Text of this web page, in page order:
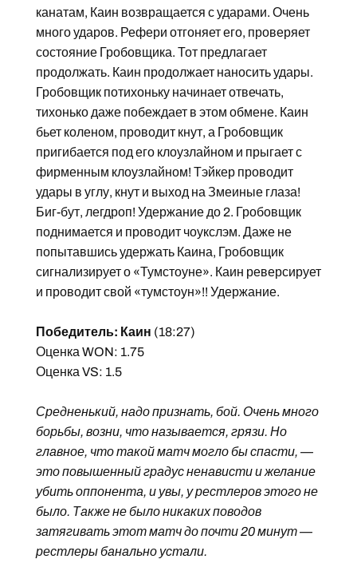
канатам, Каин возвращается с ударами. Очень
много ударов. Рефери отгоняет его, проверяет
состояние Гробовщика. Тот предлагает
продолжать. Каин продолжает наносить удары.
Гробовщик потихоньку начинает отвечать,
тихонько даже побеждает в этом обмене. Каин
бьет коленом, проводит кнут, а Гробовщик
пригибается под его клоузлайном и прыгает с
фирменным клоузлайном! Тэйкер проводит
удары в углу, кнут и выход на Змеиные глаза!
Биг-бут, легдроп! Удержание до 2. Гробовщик
поднимается и проводит чоукслэм. Даже не
попытавшись удержать Каина, Гробовщик
сигнализирует о «Тумстоуне». Каин реверсирует
и проводит свой «тумстоун»!! Удержание.
Победитель: Каин (18:27)
Оценка WON: 1.75
Оценка VS: 1.5
Средненький, надо признать, бой. Очень много
борьбы, возни, что называется, грязи. Но
главное, что такой матч могло бы спасти, —
это повышенный градус ненависти и желание
убить оппонента, и увы, у рестлеров этого не
было. Также не было никаких поводов
затягивать этот матч до почти 20 минут —
рестлеры банально устали.